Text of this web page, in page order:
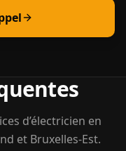
d’électricien en
et Bruxelles-Est.